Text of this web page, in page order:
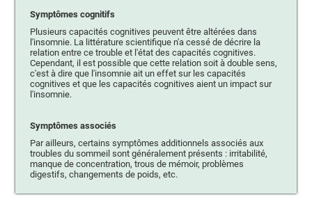
Symptômes cognitifs
Plusieurs capacités cognitives peuvent être altérées dans
l'insomnie. La littérature scientifique n'a cessé de décrire la
relation entre ce trouble et l'état des capacités cognitives.
Cependant, il est possible que cette relation soit à double sens,
c'est à dire que l'insomnie ait un effet sur les capacités
cognitives et que les capacités cognitives aient un impact sur
l'insomnie.
Symptômes associés
Par ailleurs, certains symptômes additionnels associés aux
troubles du sommeil sont généralement présents : irritabilité,
manque de concentration, trous de mémoir, problèmes
digestifs, changements de poids, etc.